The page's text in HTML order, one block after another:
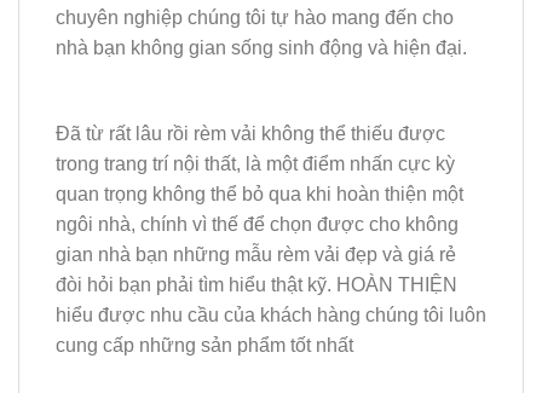
chuyên nghiệp chúng tôi tự hào mang đến cho
nhà bạn không gian sống sinh động và hiện đại.
Đã từ rất lâu rồi rèm vải không thể thiếu được
trong trang trí nội thất, là một điểm nhấn cực kỳ
quan trọng không thể bỏ qua khi hoàn thiện một
ngôi nhà, chính vì thế để chọn được cho không
gian nhà bạn những mẫu rèm vải đẹp và giá rẻ
đòi hỏi bạn phải tìm hiểu thật kỹ. HOÀN THIỆN
hiểu được nhu cầu của khách hàng chúng tôi luôn
cung cấp những sản phẩm tốt nhất